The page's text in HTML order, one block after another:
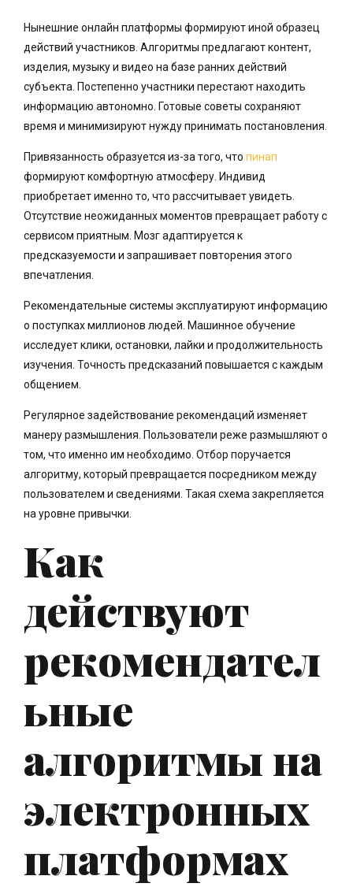
Нынешние онлайн платформы формируют иной образец
действий участников. Алгоритмы предлагают контент,
изделия, музыку и видео на базе ранних действий
субъекта. Постепенно участники перестают находить
информацию автономно. Готовые советы сохраняют
время и минимизируют нужду принимать постановления.
Привязанность образуется из-за того, что пинап
формируют комфортную атмосферу. Индивид
приобретает именно то, что рассчитывает увидеть.
Отсутствие неожиданных моментов превращает работу с
сервисом приятным. Мозг адаптируется к
предсказуемости и запрашивает повторения этого
впечатления.
Рекомендательные системы эксплуатируют информацию
о поступках миллионов людей. Машинное обучение
исследует клики, остановки, лайки и продолжительность
изучения. Точность предсказаний повышается с каждым
общением.
Регулярное задействование рекомендаций изменяет
манеру размышления. Пользователи реже размышляют о
том, что именно им необходимо. Отбор поручается
алгоритму, который превращается посредником между
пользователем и сведениями. Такая схема закрепляется
на уровне привычки.
Как
действуют
рекомендател
ьные
алгоритмы на
электронных
платформах